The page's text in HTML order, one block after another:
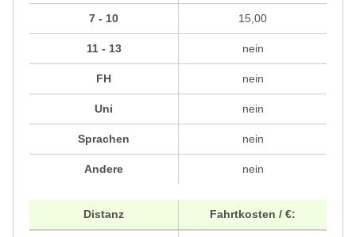
7 - 10
11 - 13
FH
Uni
Sprachen
Andere
15,00
nein
nein
nein
nein
nein
Distanz Fahrtkosten / €: